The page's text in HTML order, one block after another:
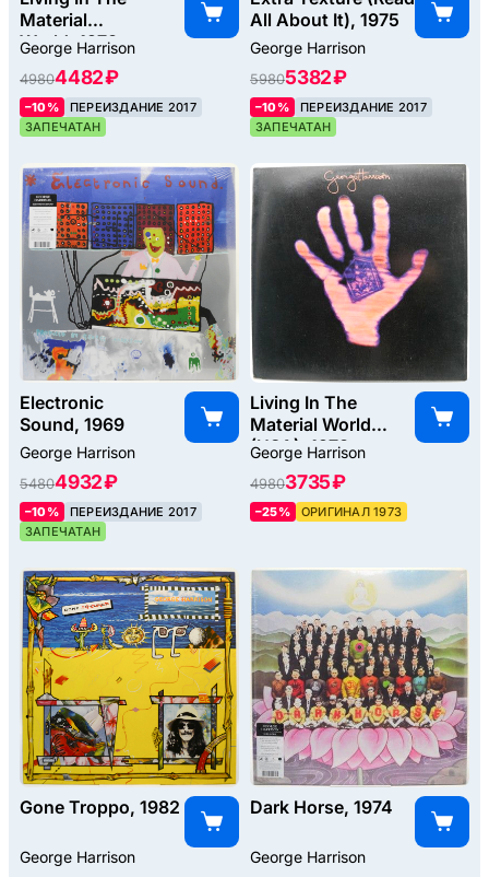
Material
World, 1973
George Harrison
49804482 ₽
–10%
ПЕРЕИЗДАНИЕ 2017
ЗАПЕЧАТАН
All About It), 1975
George Harrison
59805382 ₽
–10%
ПЕРЕИЗДАНИЕ 2017
ЗАПЕЧАТАН
Electronic
Sound, 1969
George Harrison
54804932 ₽
–10%
ПЕРЕИЗДАНИЕ 2017
ЗАПЕЧАТАН
Living In The
Material World
(USA), 1973
George Harrison
49803735 ₽
–25% ОРИГИНАЛ 1973
Gone Troppo, 1982
George Harrison
Dark Horse, 1974
George Harrison